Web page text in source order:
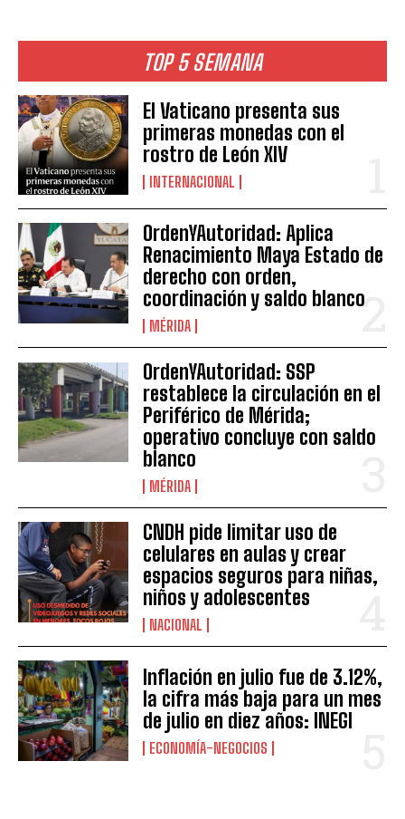
TOP 5 SEMANA
El Vaticano presenta sus
primeras monedas con el
rostro de León XIV
INTERNACIONAL
OrdenYAutoridad: Aplica
Renacimiento Maya Estado de
derecho con orden,
coordinación y saldo blanco
MÉRIDA
OrdenYAutoridad: SSP
restablece la circulación en el
Periférico de Mérida;
operativo concluye con saldo
blanco
MÉRIDA
CNDH pide limitar uso de
celulares en aulas y crear
espacios seguros para niñas,
niños y adolescentes
NACIONAL
Inflación en julio fue de 3.12%,
la cifra más baja para un mes
de julio en diez años: INEGI
ECONOMÍA-NEGOCIOS